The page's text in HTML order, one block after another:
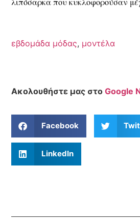
εβδομάδα μόδας, μοντέλα
Ακολουθήστε μας στοGoogle
Facebook
LinkedIn